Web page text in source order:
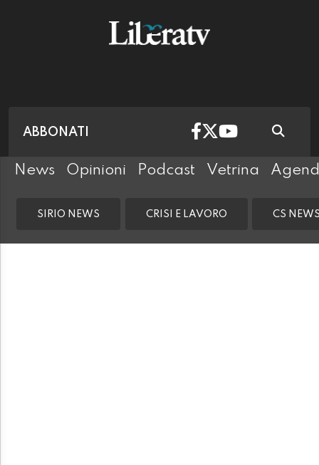
ABBONATI
News Opinioni Podcast Vetrina
SIRIO NEWS CRISI E LAVORO CS